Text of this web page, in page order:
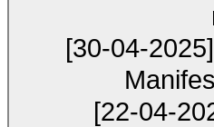
[30-04-2025]
[22-04-